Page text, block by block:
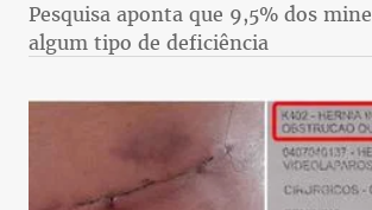
Pesquisa aponta que 9,5% dos
algum tipo de deficiência